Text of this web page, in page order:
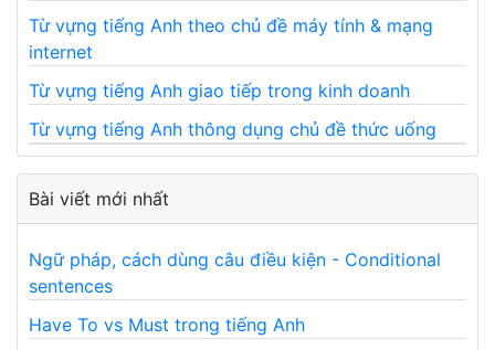
Từ vựng tiếng Anh theo chủ đề máy tính & mạng
internet
Từ vựng tiếng Anh giao tiếp trong kinh doanh
Từ vựng tiếng Anh thông dụng chủ đề thức uống
Bài viết mới nhất
Ngữ pháp, cách dùng câu điều kiện - Conditional
sentences
Have To vs Must trong tiếng Anh